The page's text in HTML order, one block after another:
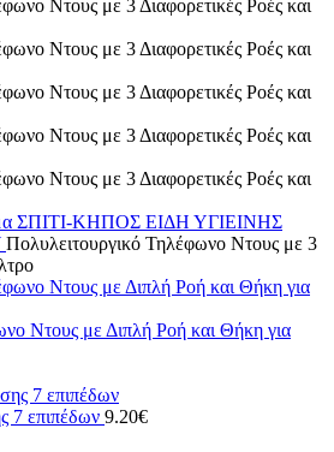
ΣΠΙΤΙ-ΚΗΠΟΣ ΕΙΔΗ ΥΓΙΕΙΝΗΣ
Πολυλειτουργικό Τηλέφωνο Ντους με 3
Ντους με Διπλή Ροή και Θήκη για
7 επιπέδων 9.20€